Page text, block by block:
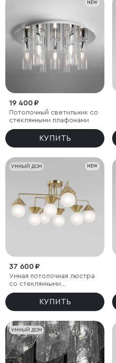
NEW
19 400 ₽
Потолочный светильник со
стеклянными плафонами
КУПИТЬ
УМНЫЙ ДОМ NEW
37 600 ₽
Умная потолочная люстра
со стеклянными
фактурными плафонами
КУПИТЬ
УМНЫЙ ДОМ